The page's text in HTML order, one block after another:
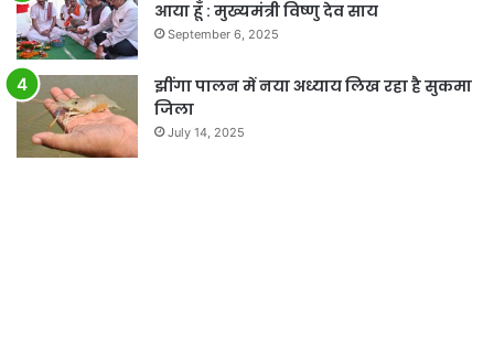
आया हूँ : मुख्यमंत्री विष्णु देव साय
September 6, 2025
झींगा पालन में नया अध्याय लिख रहा है सुकमा
जिला
July 14, 2025